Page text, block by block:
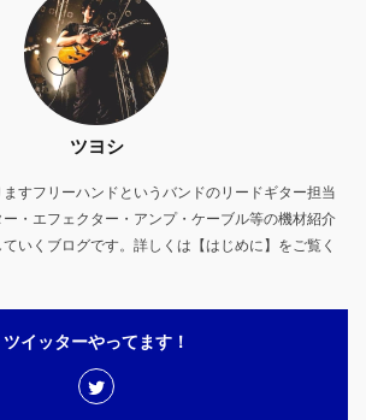
ツヨシ
すフリーハンドというバンドのリードギター担当
・エフェクター・アンプ・ケーブル等の機材紹介
いくブログです。詳しくは【はじめに】をご覧く
ツイッターやってます！